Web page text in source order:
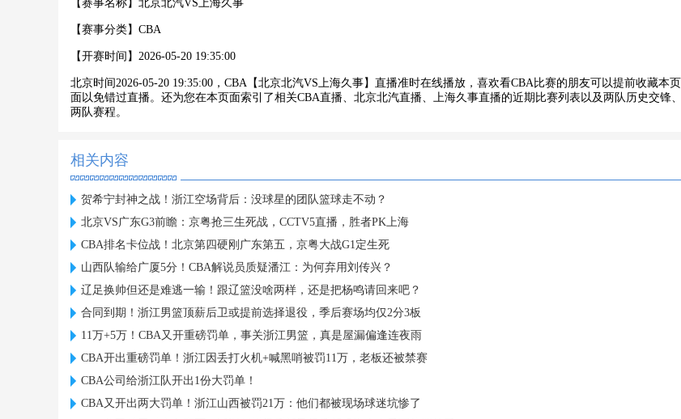
【赛事名称】 北京北汽VS上海久事
【赛事分类】 CBA
【开赛时间】 2026-05-20 19:35:00
北京时间2026-05-20 19:35:00，CBA【北京北汽VS上海久事】直播准时在线播放，喜欢看CBA比赛的朋友可以提前收藏本页
面以免错过直播。还为您在本页面索引了相关CBA直播、北京北汽直播、上海久事直播的近期比赛列表以及两队历史交锋、
两队赛程。
相关内容
贺希宁封神之战！浙江空场背后：没球星的团队篮球走不动？
北京VS广东G3前瞻：京粤抢三生死战，CCTV5直播，胜者PK上海
CBA排名卡位战！北京第四硬刚广东第五，京粤大战G1定生死
山西队输给广厦5分！CBA解说员质疑潘江：为何弃用刘传兴？
辽足换帅但还是难逃一输！跟辽篮没啥两样，还是把杨鸣请回来吧？
合同到期！浙江男篮顶薪后卫或提前选择退役，季后赛场均仅2分3板
11万+5万！CBA又开重磅罚单，事关浙江男篮，真是屋漏偏逢连夜雨
CBA开出重磅罚单！浙江因丢打火机+喊黑哨被罚11万，老板还被禁赛
CBA公司给浙江队开出1份大罚单！
CBA又开出两大罚单！浙江山西被罚21万：他们都被现场球迷坑惨了